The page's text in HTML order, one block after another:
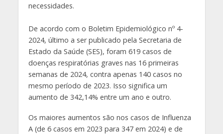
necessidades.
De acordo com o Boletim Epidemiológico nº 4-
2024, último a ser publicado pela Secretaria de
Estado da Saúde (SES), foram 619 casos de
doenças respiratórias graves nas 16 primeiras
semanas de 2024, contra apenas 140 casos no
mesmo período de 2023. Isso significa um
aumento de 342,14% entre um ano e outro.
Os maiores aumentos são nos casos de Influenza
A (de 6 casos em 2023 para 347 em 2024) e de